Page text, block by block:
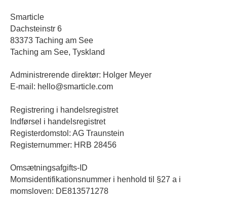
Smarticle
Dachsteinstr 6
83373 Taching am See
Taching am See, Tyskland
Administrerende direktør: Holger Meyer
E-mail: hello@smarticle.com
Registrering i handelsregistret
Indførsel i handelsregistret
Registerdomstol: AG Traunstein
Registernummer: HRB 28456
Omsætningsafgifts-ID
Momsidentifikationsnummer i henhold til §27 a i
momsloven: DE813571278